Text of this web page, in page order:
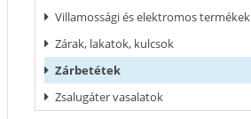
Villamossági és elektromos termékek
Zárak, lakatok, kulcsok
Zárbetétek
Zsalugáter vasalatok